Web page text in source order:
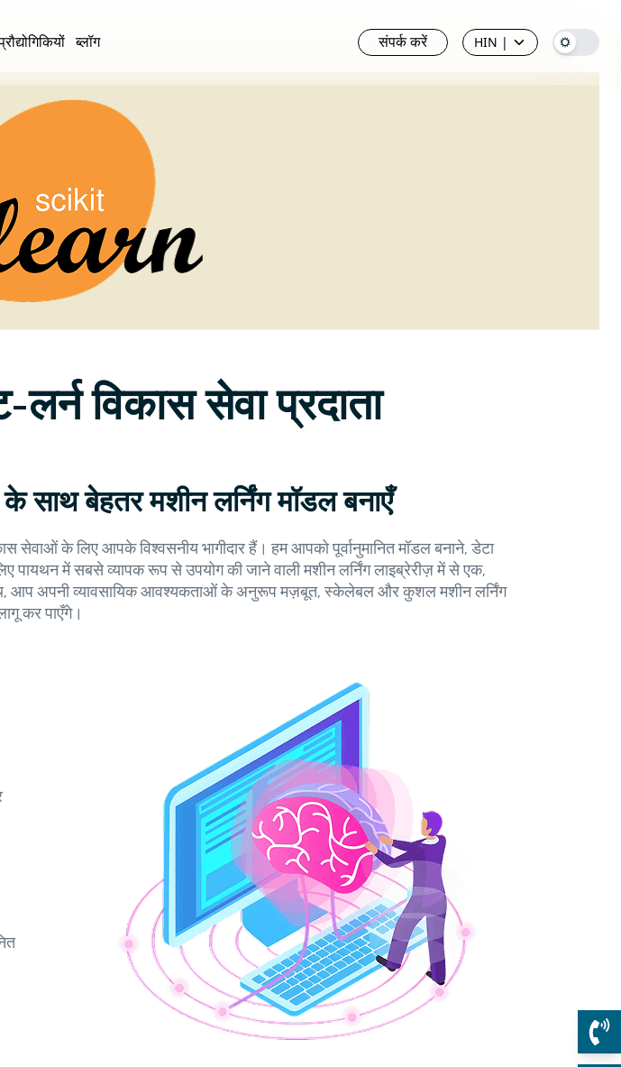
ब्लॉग संपर्क करें HIN |
विकास सेवा प्रदाता
साथ बेहतर मशीन लर्निंग मॉडल बनाएँ
सेवाओं के लिए आपके विश्वसनीय भागीदार हैं। हम आपको पूर्वानुमानित मॉडल बनाने, डेटा
में सबसे व्यापक रूप से उपयोग की जाने वाली मशीन लर्निंग लाइब्रेरीज़ में से एक,
आप अपनी व्यावसायिक आवश्यकताओं के अनुरूप मज़बूत, स्केलेबल और कुशल मशीन लर्निंग
कर पाएँगे।